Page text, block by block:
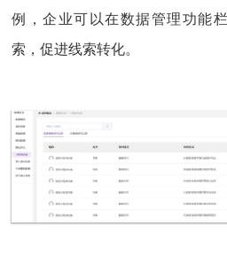
例，企业可以在数据管理功能
索，促进线索转化。